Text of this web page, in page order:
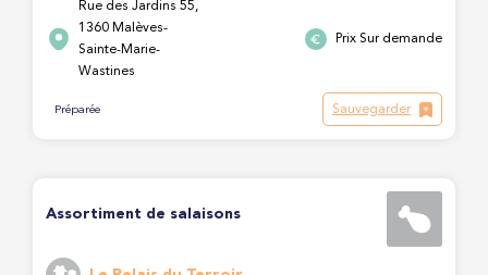
Rue des Jardins 55,
1360 Malèves-
Sainte-Marie-
Wastines
Prix Sur demande
Préparée Sauvegarder
Assortiment de salaisons